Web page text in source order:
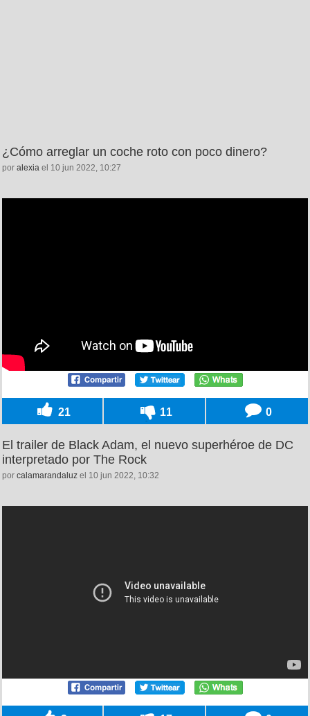
¿Cómo arreglar un coche roto con poco dinero?
por alexia el 10 jun 2022, 10:27
21 11 0
El trailer de Black Adam, el nuevo superhéroe de DC
interpretado por The Rock
por calamarandaluz el 10 jun 2022, 10:32